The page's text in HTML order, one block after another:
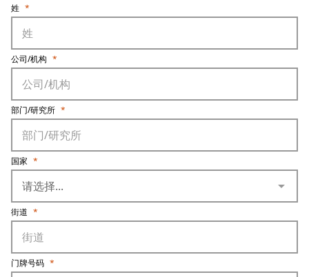
姓 *
公司/机构 *
部门/研究所 *
国家 *
arrow_drop_down
街道 *
门牌号码 *